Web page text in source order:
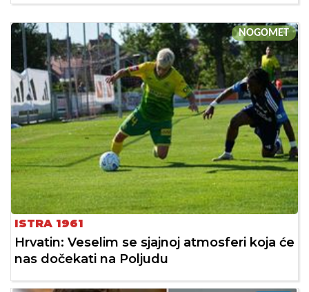
NOGOMET
ISTRA 1961
Hrvatin: Veselim se sjajnoj atmosferi koja će
nas dočekati na Poljudu